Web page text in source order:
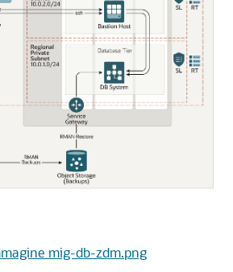
mig-db-zdm.png